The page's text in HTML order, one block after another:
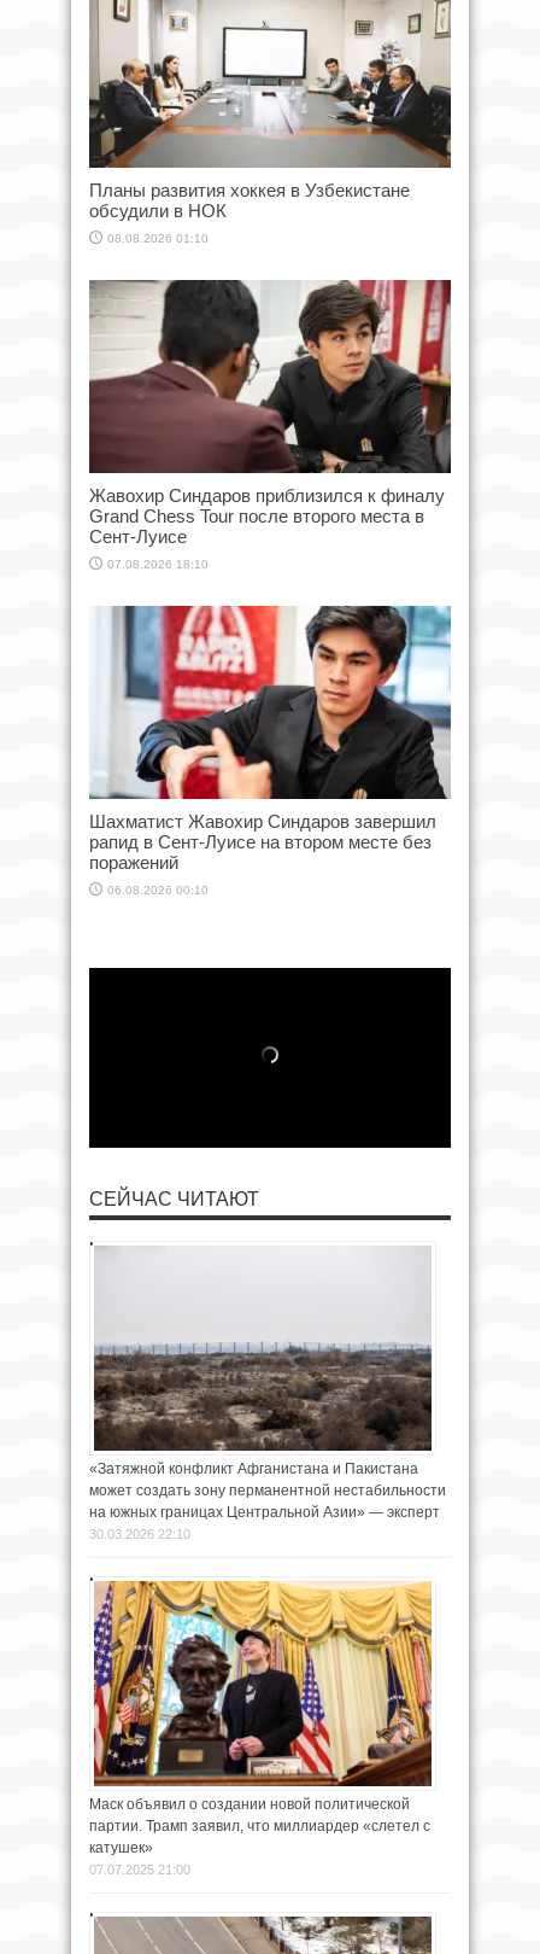
Планы развития хоккея в Узбекистане
обсудили в НОК
08.08.2026 01:10
Жавохир Синдаров приблизился к финалу
Grand Chess Tour после второго места в
Сент-Луисе
07.08.2026 18:10
Шахматист Жавохир Синдаров завершил
рапид в Сент-Луисе на втором месте без
поражений
06.08.2026 00:10
СЕЙЧАС ЧИТАЮТ
«Затяжной конфликт Афганистана и Пакистана
может создать зону перманентной нестабильности
на южных границах Центральной Азии» — эксперт
30.03.2026 22:10
Маск объявил о создании новой политической
партии. Трамп заявил, что миллиардер «слетел с
катушек»
07.07.2025 21:00